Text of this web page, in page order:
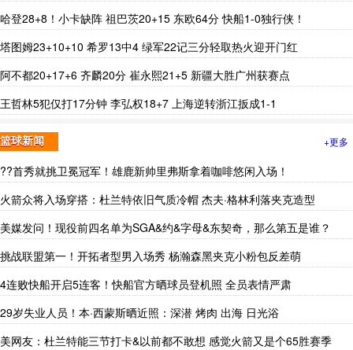
哈登28+8！小卡缺阵 祖巴茨20+15 东欧64分 快船1-0独行侠！
塔图姆23+10+10 希罗13中4 绿军22记三分轻取热火迎开门红
阿不都20+17+6 齐麟20分 崔永熙21+5 新疆大胜广州获赛点
王哲林5犯仅打17分钟 李弘权18+7 上海逆转浙江扳成1-1
篮球新闻 +更多
??首秀就挑卫冕冠军！雄鹿新帅里弗斯拿着咖啡悠闲入场！
火箭众将入场穿搭：杜兰特依旧气质冷帽 杰夫·格林利落夹克造型
美媒发问！现役前四名单为SGA&约&字母&东契奇，那么第五是谁？
挑战联盟第一！开拓者型男入场秀 杨瀚森黑夹克小粉包反差萌
4连败快船开启5连客！快船官方晒球员登机照 全员表情严肃
29岁失业人员！本·西蒙斯晒近照：深潜 烤肉 出海 日光浴
美网友：杜兰特能三节打卡&以前都不敢想 感觉火箭又是个65胜赛季